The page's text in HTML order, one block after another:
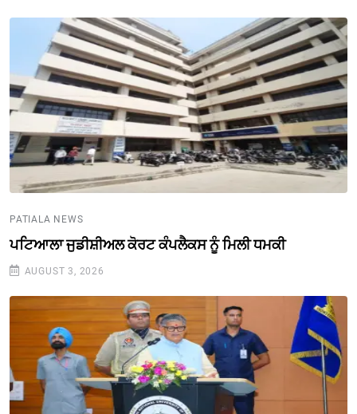
PATIALA NEWS
ਪਟਿਆਲਾ ਜੁਡੀਸ਼ੀਅਲ ਕੋਰਟ ਕੰਪਲੈਕਸ ਨੂੰ ਮਿਲੀ ਧਮਕੀ
AUGUST 3, 2026